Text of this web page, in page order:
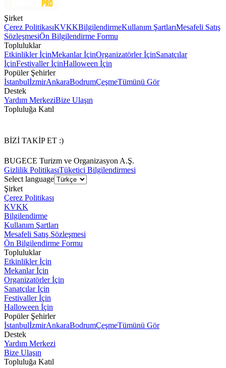
Şirket
Çerez PolitikasıKVKKBilgilendirmeKullanım ŞartlarıMesafeli Satış
SözleşmesiÖn Bilgilendirme Formu
Topluluklar
Etkinlikler İçinMekanlar İçinOrganizatörler İçinSanatçılar
İçinFestivaller İçinHalloween İçin
Popüler Şehirler
İstanbulİzmirAnkaraBodrumÇeşmeTümünü Gör
Destek
Yardım MerkeziBize Ulaşın
Topluluğa Katıl
BİZİ TAKİP ET :)
BUGECE Turizm ve Organizasyon A.Ş.
Gizlilik PolitikasıTüketici Bilgilendirmesi
Select language
Şirket
Çerez Politikası
KVKK
Bilgilendirme
Kullanım Şartları
Mesafeli Satış Sözleşmesi
Ön Bilgilendirme Formu
Topluluklar
Etkinlikler İçin
Mekanlar İçin
Organizatörler İçin
Sanatçılar İçin
Festivaller İçin
Halloween İçin
Popüler Şehirler
İstanbulİzmirAnkaraBodrumÇeşmeTümünü Gör
Destek
Yardım Merkezi
Bize Ulaşın
Topluluğa Katıl